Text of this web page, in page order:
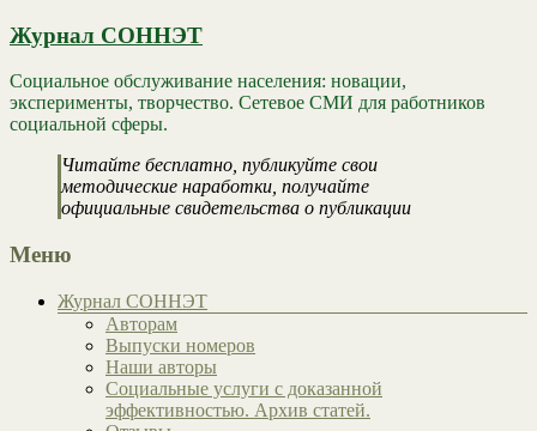
Журнал СОННЭТ
Социальное обслуживание населения: новации,
эксперименты, творчество. Сетевое СМИ для работников
социальной сферы.
Читайте бесплатно, публикуйте свои
методические наработки, получайте
официальные свидетельства о публикации
Меню
Журнал СОННЭТ
Авторам
Выпуски номеров
Наши авторы
Социальные услуги с доказанной
эффективностью. Архив статей.